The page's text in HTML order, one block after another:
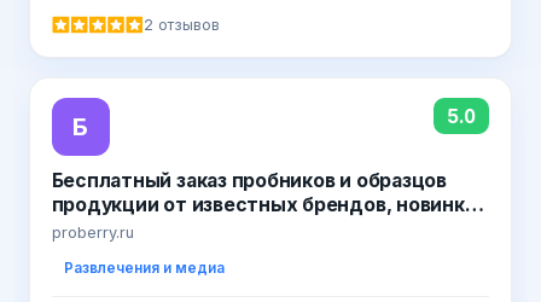
2 отзывов
Б 5.0
Бесплатный заказ пробников и образцов
продукции от известных брендов, новинки,
акции от производителей, доставка по
proberry.ru
Развлечения и медиа